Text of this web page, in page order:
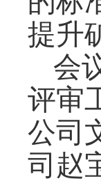
提升
会
评审
公司
司赵